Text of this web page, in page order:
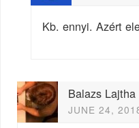
Kb. ennyi. Azért
Balazs Lajtha
JUNE 24,